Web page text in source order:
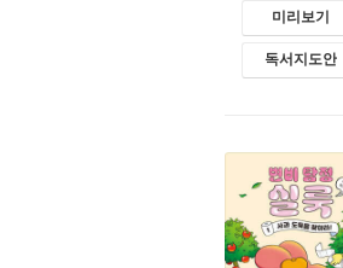
미리보기
독서지도안